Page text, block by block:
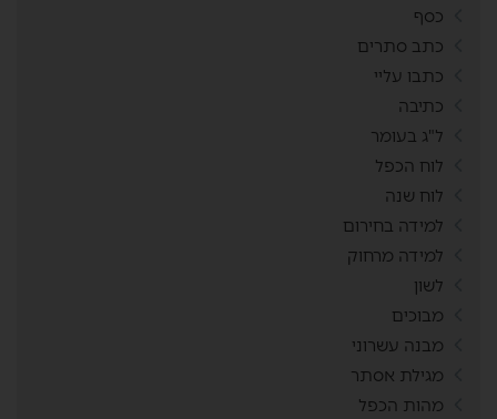
כסף
כתב סתרים
כתבו עליי
כתיבה
ל"ג בעומר
לוח הכפל
לוח שנה
למידה בחירום
למידה מרחוק
לשון
מבוכים
מבנה עשרוני
מגילת אסתר
מהות הכפל